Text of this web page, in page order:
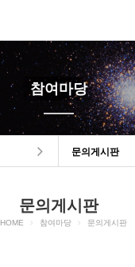
참여마당
문의게시판
문의게시판
HOME 참여마당 문의게시판